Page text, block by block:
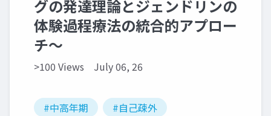
グの発達理論とジェンドリンの
体験過程療法の統合的アプロー
チ〜
>100 Views July 06, 26
#中高年期
#自己疎外